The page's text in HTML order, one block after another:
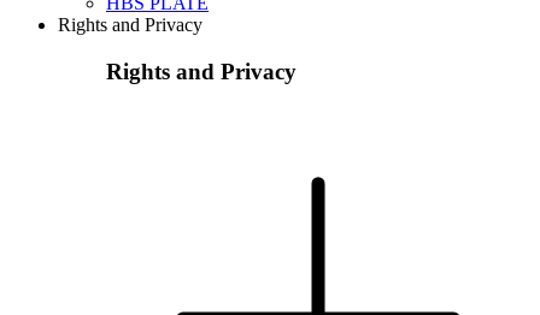
Rights and Privacy
Rights and Privacy